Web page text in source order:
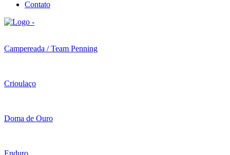
Contato
Campereada / Team Penning
Crioulaço
Doma de Ouro
Enduro